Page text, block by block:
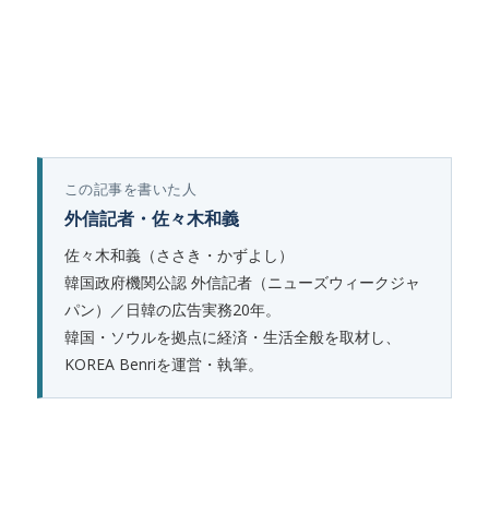
この記事を書いた人
外信記者・佐々木和義
佐々木和義（ささき・かずよし）
韓国政府機関公認 外信記者（ニューズウィークジャ
パン）／日韓の広告実務20年。
韓国・ソウルを拠点に経済・生活全般を取材し、
KOREA Benriを運営・執筆。